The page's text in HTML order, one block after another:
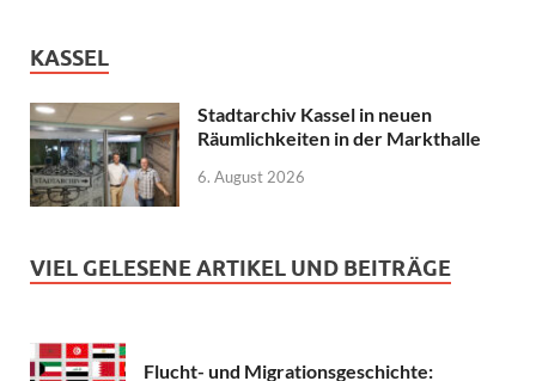
KASSEL
Stadtarchiv Kassel in neuen
Räumlichkeiten in der Markthalle
6. August 2026
VIEL GELESENE ARTIKEL UND BEITRÄGE
Flucht- und Migrationsgeschichte: